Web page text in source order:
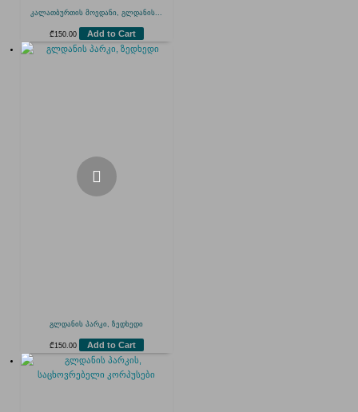
კალათბურთის მოედანი, გლდანის...
₾ 150.00 Add to Cart
გლდანის პარკი, ზედხედი
₾ 150.00 Add to Cart